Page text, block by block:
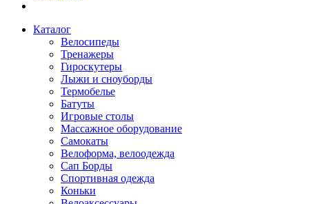
Каталог
Велосипеды
Тренажеры
Гироскутеры
Лыжи и сноуборды
Термобелье
Батуты
Игровые столы
Массажное оборудование
Самокаты
Велоформа, велоодежда
Сап Борды
Спортивная одежда
Коньки